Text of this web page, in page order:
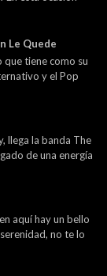
Le Quede
que tiene como su
y el Pop
llega la banda The
de una energía
aquí hay un bello
no te lo